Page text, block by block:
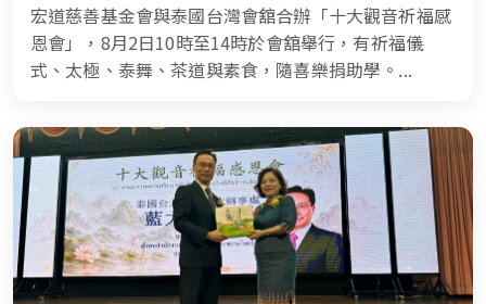
宏道慈善基金會與泰國台灣會舘合辦「十大觀音祈福感
恩會」，8月2日10時至14時於會舘舉行，有祈福儀
式、太極、泰舞、茶道與素食，隨喜樂捐助學。...